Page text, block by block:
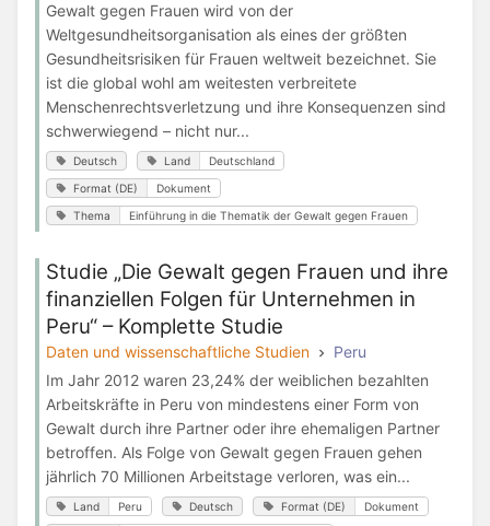
Gewalt gegen Frauen wird von der
Weltgesundheitsorganisation als eines der größten
Gesundheitsrisiken für Frauen weltweit bezeichnet. Sie
ist die global wohl am weitesten verbreitete
Menschenrechtsverletzung und ihre Konsequenzen sind
schwerwiegend – nicht nur...
Deutsch Land Deutschland
Format (DE) Dokument
Thema Einführung in die Thematik der Gewalt gegen Frauen
Studie „Die Gewalt gegen Frauen und ihre
finanziellen Folgen für Unternehmen in
Peru“ – Komplette Studie
Daten und wissenschaftliche Studien
Peru
Im Jahr 2012 waren 23,24% der weiblichen bezahlten
Arbeitskräfte in Peru von mindestens einer Form von
Gewalt durch ihre Partner oder ihre ehemaligen Partner
betroffen. Als Folge von Gewalt gegen Frauen gehen
jährlich 70 Millionen Arbeitstage verloren, was ein...
Land Peru Deutsch Format (DE) Dokument